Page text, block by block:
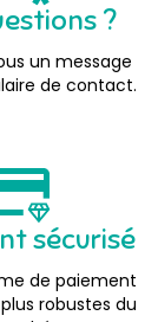
?
un message
de contact.
sécurisé
de paiement
robustes du